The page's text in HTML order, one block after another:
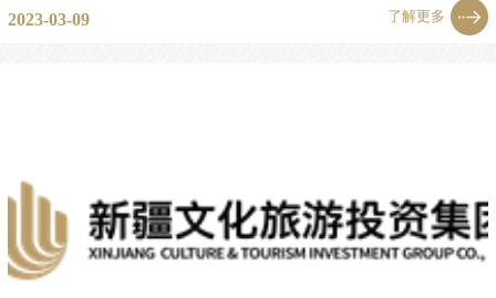
2023-03-09 了解更多